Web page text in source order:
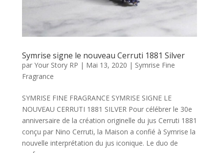
Symrise signe le nouveau Cerruti 1881 Silver
par Your Story RP | Mai 13, 2020 | Symrise Fine
Fragrance
SYMRISE FINE FRAGRANCE SYMRISE SIGNE LE
NOUVEAU CERRUTI 1881 SILVER Pour célébrer le 30e
anniversaire de la création originelle du jus Cerruti 1881
conçu par Nino Cerruti, la Maison a confié à Symrise la
nouvelle interprétation du jus iconique. Le duo de